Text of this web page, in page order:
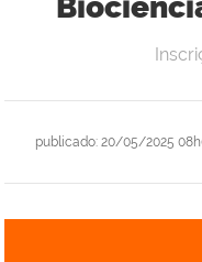
publicado: 20/05/2025